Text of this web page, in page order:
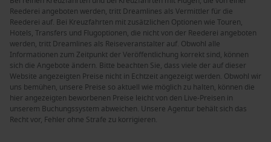
Reederei angeboten werden, tritt Dreamlines als Vermittler für die
Reederei auf. Bei Kreuzfahrten mit zusätzlichen Optionen wie Touren,
Hotels, Transfers und Flugoptionen, die nicht von der Reederei angeboten
werden, tritt Dreamlines als Reiseveranstalter auf. Obwohl alle
Informationen zum Zeitpunkt der Veröffentlichung korrekt sind, können
sich die Angebote ändern. Bitte beachten Sie, dass viele der auf dieser
Website angezeigten Preise nicht in Echtzeit angezeigt werden. Obwohl wir
uns bemühen, unsere Preise so aktuell wie möglich zu halten, können die
hier angezeigten beworbenen Preise leicht von den Live-Preisen in
unserem Buchungssystem abweichen. Unsere Agentur behält sich das
Recht vor, Fehler ohne Strafe zu korrigieren.